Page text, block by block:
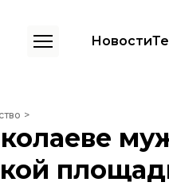
Новости
спрятал гранату на